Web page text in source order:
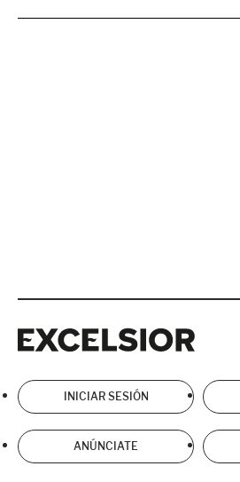
INICIAR SESIÓN
ANÚNCIATE